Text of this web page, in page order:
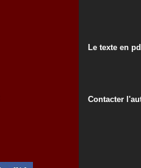
Le texte en
Contacter